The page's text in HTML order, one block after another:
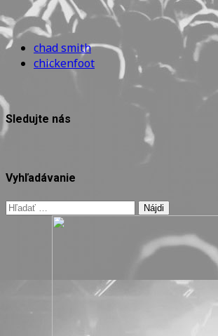
chad smith
chickenfoot
Sledujte nás
Vyhľadávanie
Hľadať: